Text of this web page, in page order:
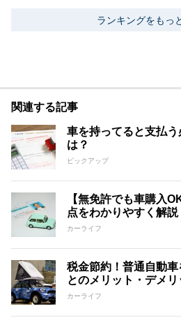
ランキングをもっ
関連する記事
車を持ってると支払
は？
ピックアップ
【無免許でも車購入
点をわかりやすく解説
カーライフ
税金節約！普通自動
とのメリット・デメリ
カーライフ